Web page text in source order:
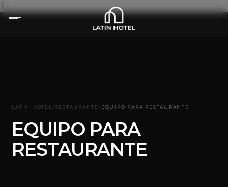
lli
LATIN HOTEL /RESTAURANTE/ EQUIPO PARA RESTAURANTE
EQUIPO PARA
RESTAURANTE